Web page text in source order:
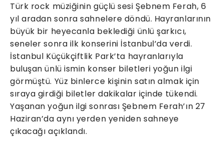
Türk rock müziğinin güçlü sesi Şebnem Ferah, 6
yıl aradan sonra sahnelere döndü. Hayranlarının
büyük bir heyecanla beklediği ünlü şarkıcı,
seneler sonra ilk konserini İstanbul’da verdi.
İstanbul Küçükçiftlik Park’ta hayranlarıyla
buluşan ünlü ismin konser biletleri yoğun ilgi
görmüştü. Yüz binlerce kişinin satın almak için
sıraya girdiği biletler dakikalar içinde tükendi.
Yaşanan yoğun ilgi sonrası Şebnem Ferah’ın 27
Haziran’da aynı yerden yeniden sahneye
çıkacağı açıklandı.